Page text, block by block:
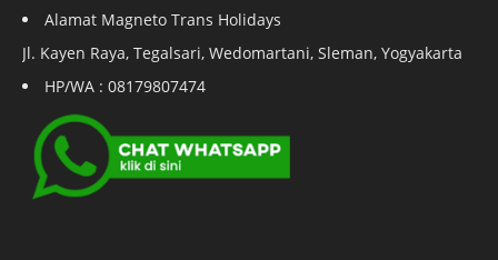
Alamat Magneto Trans Holidays
Jl. Kayen Raya, Tegalsari, Wedomartani, Sleman, Yogyakarta
HP/WA : 08179807474